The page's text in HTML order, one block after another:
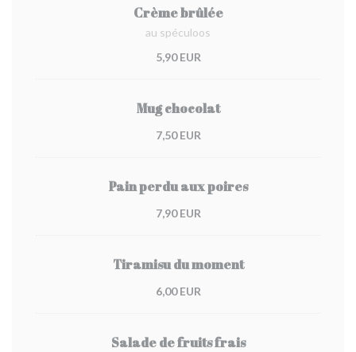
Crème brûlée
au spéculoos
5,90 EUR
Mug chocolat
7,50 EUR
Pain perdu aux poires
7,90 EUR
Tiramisu du moment
6,00 EUR
Salade de fruits frais